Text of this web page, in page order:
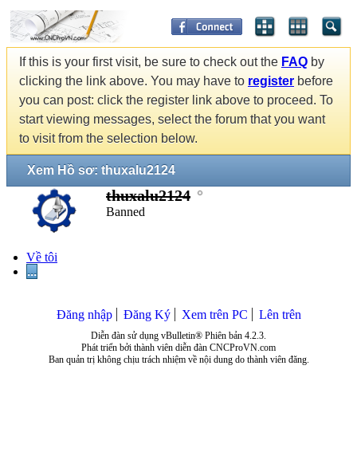
If this is your first visit, be sure to check out the FAQ by
clicking the link above. You may have to register before
you can post: click the register link above to proceed. To
start viewing messages, select the forum that you want
to visit from the selection below.
Xem Hồ sơ: thuxalu2124
thuxalu2124
Banned
Về tôi
...
Đăng nhập Đăng Ký Xem trên PC Lên trên
Diễn đàn sử dụng vBulletin® Phiên bản 4.2.3.
Phát triển bởi thành viên diễn đàn CNCProVN.com
Ban quản trị không chịu trách nhiệm về nội dung do thành viên đăng.